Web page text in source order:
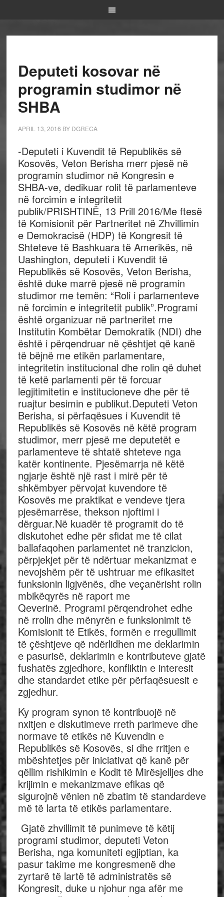
Deputeti kosovar në
programin studimor në
SHBA
APRIL 13, 2016 BY DGRECA
-Deputeti i Kuvendit të Republikës së
Kosovës, Veton Berisha merr pjesë në
programin studimor në Kongresin e
SHBA-ve, dedikuar rolit të parlamenteve
në forcimin e integritetit
publik/PRISHTINË, 13 Prill 2016/Me ftesë
të Komisionit për Partneritet në Zhvillimin
e Demokracisë (HDP) të Kongresit të
Shteteve të Bashkuara të Amerikës, në
Uashington, deputeti i Kuvendit të
Republikës së Kosovës, Veton Berisha,
është duke marrë pjesë në programin
studimor me temën: “Roli i parlamenteve
në forcimin e integritetit publik”.Programi
është organizuar në partneritet me
Institutin Kombëtar Demokratik (NDI) dhe
është i përqendruar në çështjet që kanë
të bëjnë me etikën parlamentare,
integritetin institucional dhe rolin që duhet
të ketë parlamenti për të forcuar
legjitimitetin e institucioneve dhe për të
ruajtur besimin e publikut.Deputeti Veton
Berisha, si përfaqësues i Kuvendit të
Republikës së Kosovës në këtë program
studimor, merr pjesë me deputetët e
parlamenteve të shtatë shteteve nga
katër kontinente. Pjesëmarrja në këtë
ngjarje është një rast i mirë për të
shkëmbyer përvojat kuvendore të
Kosovës me praktikat e vendeve tjera
pjesëmarrëse, thekson njoftimi i
dërguar.Në kuadër të programit do të
diskutohet edhe për sfidat me të cilat
ballafaqohen parlamentet në tranzicion,
përpjekjet për të ndërtuar mekanizmat e
nevojshëm për të ushtruar me efikasitet
funksionin ligjvënës, dhe veçanërisht rolin
mbikëqyrës në raport me
Qeverinë. Programi përqendrohet edhe
në rrolin dhe mënyrën e funksionimit të
Komisionit të Etikës, formën e rregullimit
të çështjeve që ndërlidhen me deklarimin
e pasurisë, deklarimin e kontributeve gjatë
fushatës zgjedhore, konfliktin e interesit
dhe standardet etike për përfaqësuesit e
zgjedhur.
Ky program synon të kontribuojë në
nxitjen e diskutimeve rreth parimeve dhe
normave të etikës në Kuvendin e
Republikës së Kosovës, si dhe rritjen e
mbështetjes për iniciativat që kanë për
qëllim rishikimin e Kodit të Mirësjelljes dhe
krijimin e mekanizmave efikas që
sigurojnë vënien në zbatim të standardeve
më të larta të etikës parlamentare.
Gjatë zhvillimit të punimeve të këtij
programi studimor, deputeti Veton
Berisha, nga komuniteti egjiptian, ka
pasur takime me kongresmenë dhe
zyrtarë të lartë të administratës së
Kongresit, duke u njohur nga afër me